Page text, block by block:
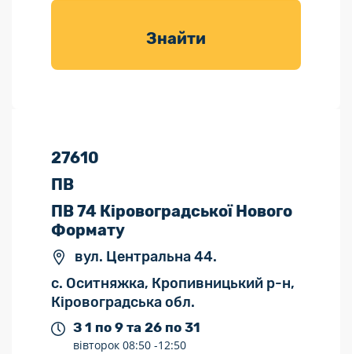
товарів для
Знайти
27610
ПВ
ПВ 74 Кіровоградської Нового
Формату
вул. Центральна 44.
с. Оситняжка, Кропивницький р-н,
Кіровоградська обл.
З 1 по 9 та 26 по 31
вівторок 08:50 -12:50